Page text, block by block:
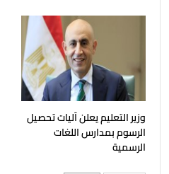
وزير التعليم يعلن آليات تحصيل
الرسوم بمدارس اللغات
الرسمية